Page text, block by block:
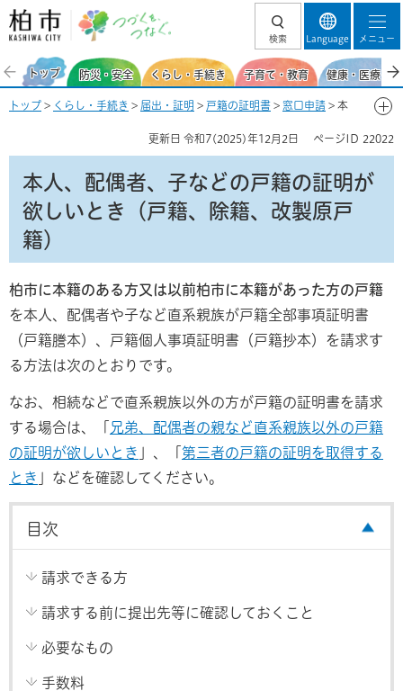
柏市 つづくを、
検索 Language メニュー
トップ 防災・安全 くらし・手続き 子育て・教育 健康・医療・
トップ > くらし・手続き > 届出・証明 > 戸籍の証明書 > 窓口申請 > 本
更新日 令和7(2025)年12月2日 ページID 22022
本人、配偶者、子などの戸籍の証明が
欲しいとき（戸籍、除籍、改製原戸
籍）
柏市に本籍のある方又は以前柏市に本籍があった方の戸籍
を本人、配偶者や子など直系親族が戸籍全部事項証明書
（戸籍謄本）、戸籍個人事項証明書（戸籍抄本）を請求す
る方法は次のとおりです。
なお、相続などで直系親族以外の方が戸籍の証明書を請求
する場合は、「
兄弟、配偶者の親など直系親族以外の戸籍
の証明が欲しいとき
」、「 第三者の戸籍の証明を取得する
とき
」などを確認してください。
目次
請求できる方
請求する前に提出先等に確認しておくこと
必要なもの
手数料